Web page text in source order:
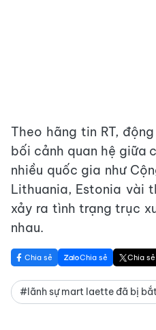
Theo hãng tin RT,
bối cảnh quan hệ giữa
nhiều quốc gia như
Lithuania, Estonia vài
xảy ra tình trạng trục
nhau.
Chia sẻ Chia sẻ Chia sẻ
#lãnh sự mart laette đã bị